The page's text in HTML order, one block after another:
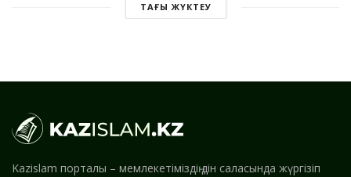
ТАҒЫ ЖҮКТЕУ
Kazislam порталы – мемлекетіміздің дін саласында жүргізіп